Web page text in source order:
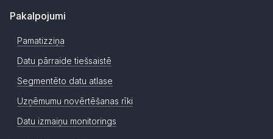
Pakalpojumi
Pamatizziņa
Datu pārraide tiešsaistē
Segmentēto datu atlase
Uzņēmumu novērtēšanas rīki
Datu izmaiņu monitorings